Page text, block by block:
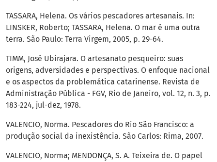
TASSARA, Helena. Os vários pescadores artesanais. In:
LINSKER, Roberto; TASSARA, Helena. O mar é uma outra
terra. São Paulo: Terra Virgem, 2005, p. 29-64.
TIMM, José Ubirajara. O artesanato pesqueiro: suas
origens, adversidades e perspectivas. O enfoque nacional
e os aspectos da problemática catarinense. Revista de
Administração Pública - FGV, Rio de Janeiro, vol. 12, n. 3, p.
183-224, jul-dez, 1978.
VALENCIO, Norma. Pescadores do Rio São Francisco: a
produção social da inexistência. São Carlos: Rima, 2007.
VALENCIO, Norma; MENDONÇA, S. A. Teixeira de. O papel